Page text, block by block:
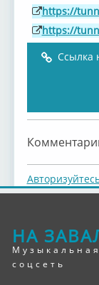
https://
https://
Ссылка
НА
Музыкальная
соцсеть